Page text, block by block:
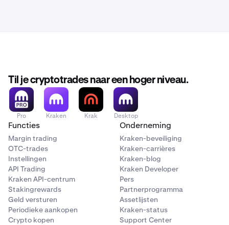
Til je cryptotrades naar een hoger niveau.
Pro Kraken Krak Desktop
Functies
Margin trading
OTC-trades
Instellingen
API Trading
Kraken API-centrum
Stakingrewards
Geld versturen
Periodieke aankopen
Crypto kopen
Onderneming
Kraken-beveiliging
Kraken-carrières
Kraken-blog
Kraken Developer
Pers
Partnerprogramma
Assetlijsten
Kraken-status
Support Center